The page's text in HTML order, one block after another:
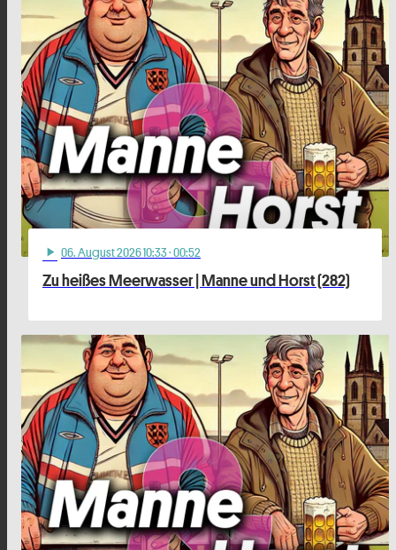
play_arrow 06. August 2026 10:33· 00:52
Zu heißes Meerwasser | Manne und Horst (282)